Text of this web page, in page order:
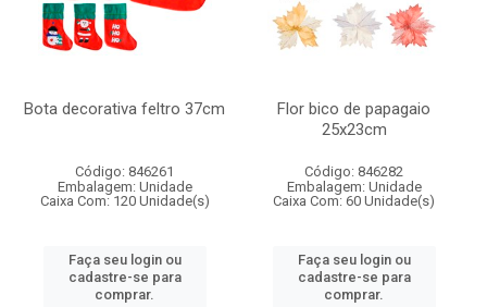
Bota decorativa feltro 37cm
Código: 846261
Embalagem: Unidade
Caixa Com: 120 Unidade(s)
Faça seu login ou
cadastre-se para
comprar.
Flor bico de papagaio
25x23cm
Código: 846282
Embalagem: Unidade
Caixa Com: 60 Unidade(s)
Faça seu login ou
cadastre-se para
comprar.